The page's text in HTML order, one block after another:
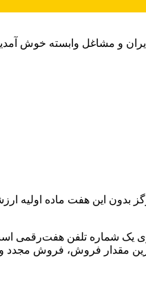
و مشاغل وابسته خوش
این هفت ماده اولیه
یک شماره تلفن هفت‌رقمی
مقدار فروش، فروش